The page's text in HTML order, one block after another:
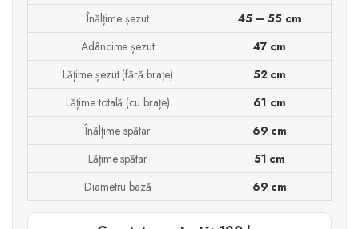
Înălțime șezut
45 – 55 cm
Adâncime șezut
47 cm
Lățime șezut (fără brațe)
52 cm
Lățime totală (cu brațe)
61 cm
Înălțime spătar
69 cm
Lățime spătar
51 cm
Diametru bază
69 cm